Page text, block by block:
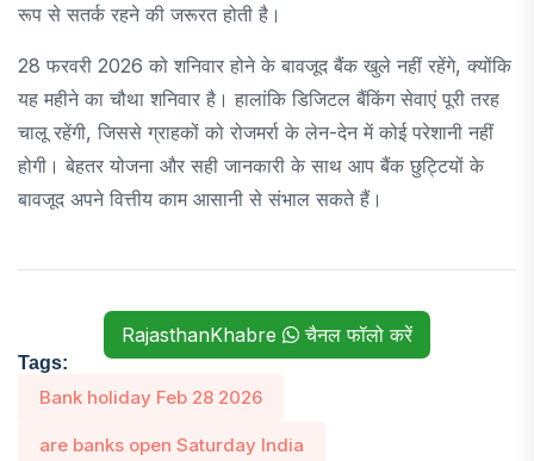
रूप से सतर्क रहने की जरूरत होती है।
28 फरवरी 2026 को शनिवार होने के बावजूद बैंक खुले नहीं रहेंगे, क्योंकि
यह महीने का चौथा शनिवार है। हालांकि डिजिटल बैंकिंग सेवाएं पूरी तरह
चालू रहेंगी, जिससे ग्राहकों को रोजमर्रा के लेन-देन में कोई परेशानी नहीं
होगी। बेहतर योजना और सही जानकारी के साथ आप बैंक छुट्टियों के
बावजूद अपने वित्तीय काम आसानी से संभाल सकते हैं।
RajasthanKhabre चैनल फॉलो करें
Tags:
Bank holiday Feb 28 2026
are banks open Saturday India